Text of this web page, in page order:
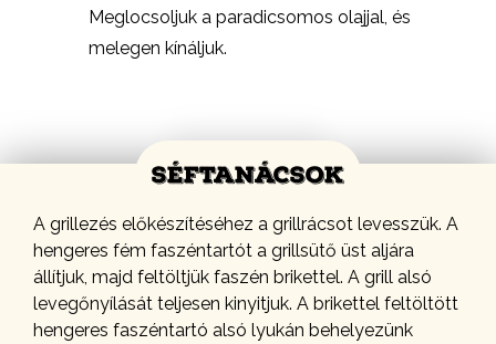
Meglocsoljuk a paradicsomos olajjal, és
melegen kínáljuk.
SÉFTANÁCSOK
A grillezés előkészítéséhez a grillrácsot levesszük. A
hengeres fém faszéntartót a grillsütő üst aljára
állítjuk, majd feltöltjük faszén brikettel. A grill alsó
levegőnyílását teljesen kinyitjuk. A brikettel feltöltött
hengeres faszéntartó alsó lyukán behelyezünk